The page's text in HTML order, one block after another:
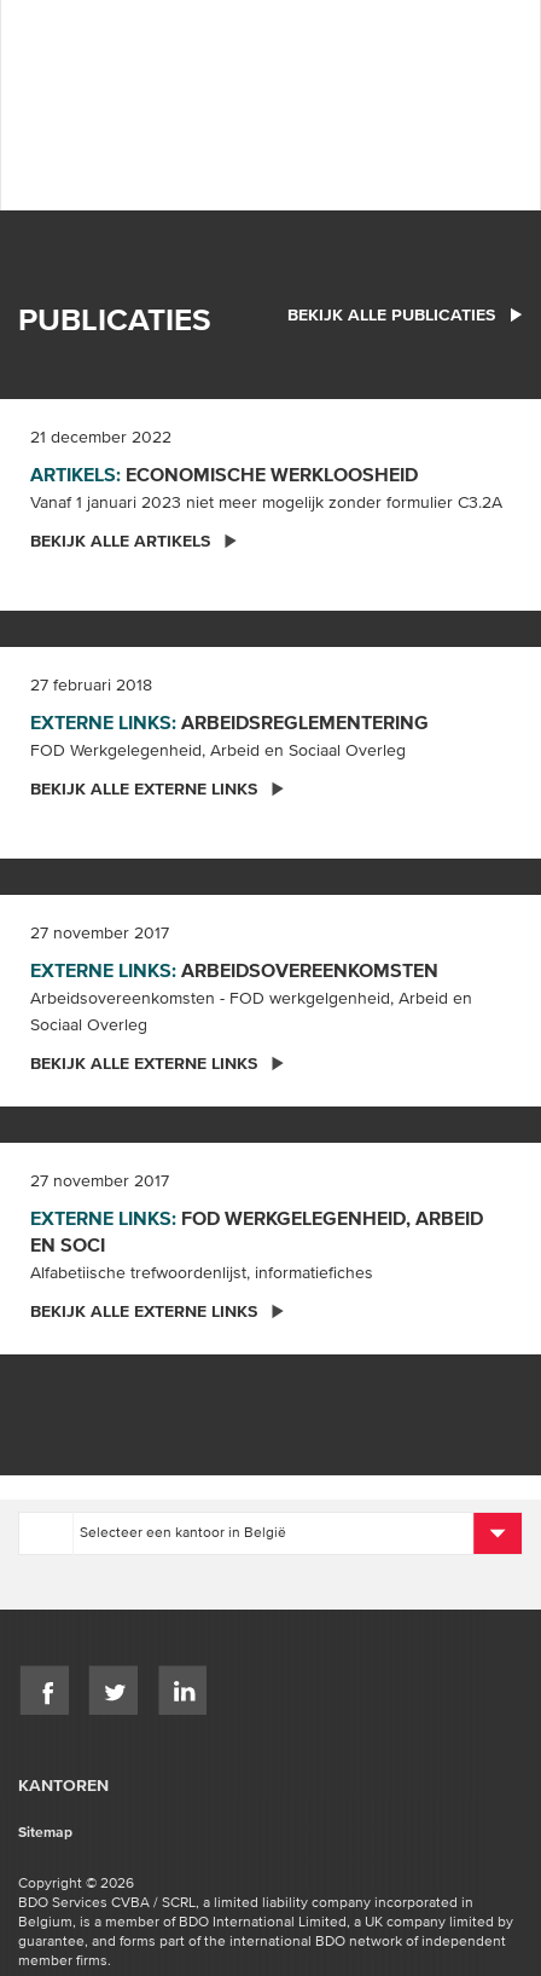
PUBLICATIES BEKIJK ALLE PUBLICATIES
21 december 2022
ARTIKELS: ECONOMISCHE WERKLOOSHEID
Vanaf 1 januari 2023 niet meer mogelijk zonder formulier C3.2A
BEKIJK ALLE ARTIKELS
27 februari 2018
EXTERNE LINKS:ARBEIDSREGLEMENTERING
FOD Werkgelegenheid, Arbeid en Sociaal Overleg
BEKIJK ALLE EXTERNE LINKS
27 november 2017
EXTERNE LINKS:ARBEIDSOVEREENKOMSTEN
Arbeidsovereenkomsten - FOD werkgelgenheid, Arbeid en
Sociaal Overleg
BEKIJK ALLE EXTERNE LINKS
27 november 2017
EXTERNE LINKS: FOD WERKGELEGENHEID, ARBEID
EN SOCI
Alfabetiische trefwoordenlijst, informatiefiches
BEKIJK ALLE EXTERNE LINKS
KANTOREN
Sitemap
Copyright © 2026
BDO Services CVBA / SCRL, a limited liability company incorporated in
Belgium, is a member of BDO International Limited, a UK company limited by
guarantee, and forms part of the international BDO network of independent
member firms.